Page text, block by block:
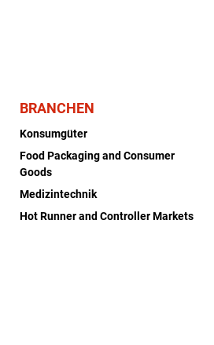
BRANCHEN
Konsumgüter
Food Packaging and Consumer
Goods
Medizintechnik
Hot Runner and Controller Markets